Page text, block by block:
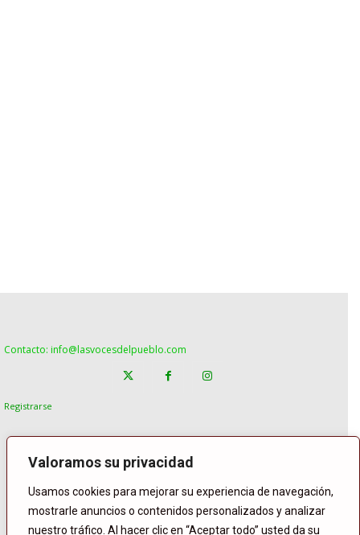
Valoramos su privacidad
Usamos cookies para mejorar su experiencia de navegación,
mostrarle anuncios o contenidos personalizados y analizar
nuestro tráfico. Al hacer clic en “Aceptar todo” usted da su
Contacto: info@lasvocesdelpueblo.com
Registrarse